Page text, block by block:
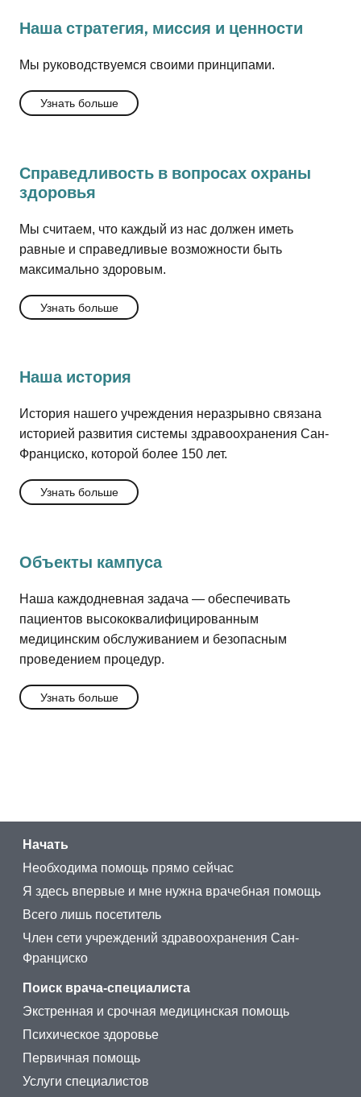
Наша стратегия, миссия и ценности
Мы руководствуемся своими принципами.
Узнать больше
Справедливость в вопросах охраны
здоровья
Мы считаем, что каждый из нас должен иметь
равные и справедливые возможности быть
максимально здоровым.
Узнать больше
Наша история
История нашего учреждения неразрывно связана
историей развития системы здравоохранения Сан-
Франциско, которой более 150 лет.
Узнать больше
Объекты кампуса
Наша каждодневная задача — обеспечивать
пациентов высококвалифицированным
медицинским обслуживанием и безопасным
проведением процедур.
Узнать больше
Начать
Необходима помощь прямо сейчас
Я здесь впервые и мне нужна врачебная помощь
Всего лишь посетитель
Член сети учреждений здравоохранения Сан-
Франциско
Поиск врача-специалиста
Экстренная и срочная медицинская помощь
Психическое здоровье
Первичная помощь
Услуги специалистов